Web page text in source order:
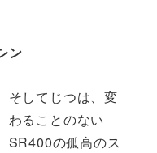
ン
そしてじつは、変
わることのない
SR400の孤高のス